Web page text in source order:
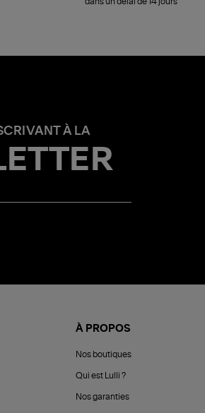
À LA
À PROPOS
Nos boutiques
Qui est Lulli ?
Nos garanties